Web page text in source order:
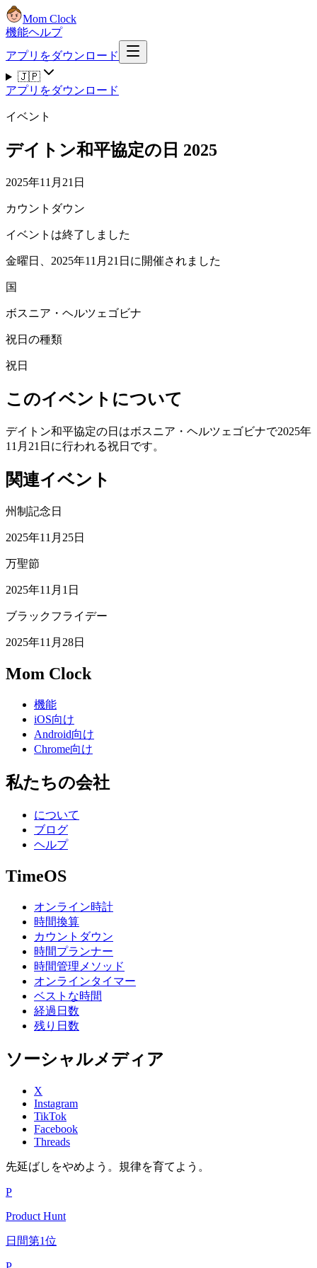
Mom Clock
機能ヘルプ
アプリをダウンロード
🇯🇵
アプリをダウンロード
イベント
デイトン和平協定の日 2025
2025年11月21日
カウントダウン
イベントは終了しました
金曜日、2025年11月21日に開催されました
国
ボスニア・ヘルツェゴビナ
祝日の種類
祝日
このイベントについて
デイトン和平協定の日はボスニア・ヘルツェゴビナで2025年
11月21日に行われる祝日です。
関連イベント
州制記念日
2025年11月25日
万聖節
2025年11月1日
ブラックフライデー
2025年11月28日
Mom Clock
機能
iOS向け
Android向け
Chrome向け
私たちの会社
について
ブログ
ヘルプ
TimeOS
オンライン時計
時間換算
カウントダウン
時間プランナー
時間管理メソッド
オンラインタイマー
ベストな時間
経過日数
残り日数
ソーシャルメディア
X
Instagram
TikTok
Facebook
Threads
先延ばしをやめよう。規律を育てよう。
P
Product Hunt
日間第1位